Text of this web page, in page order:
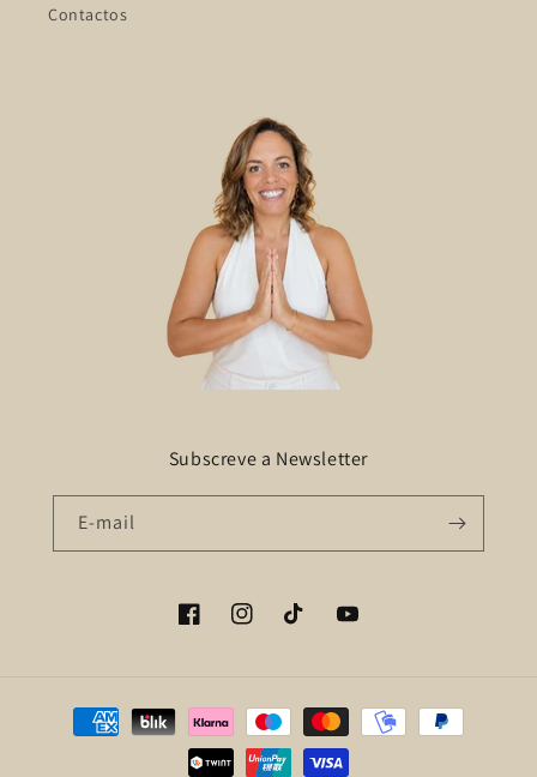
Contactos
Subscreve a Newsletter
E-mail
FacebookInstagramTikTok YouTube
Métodos